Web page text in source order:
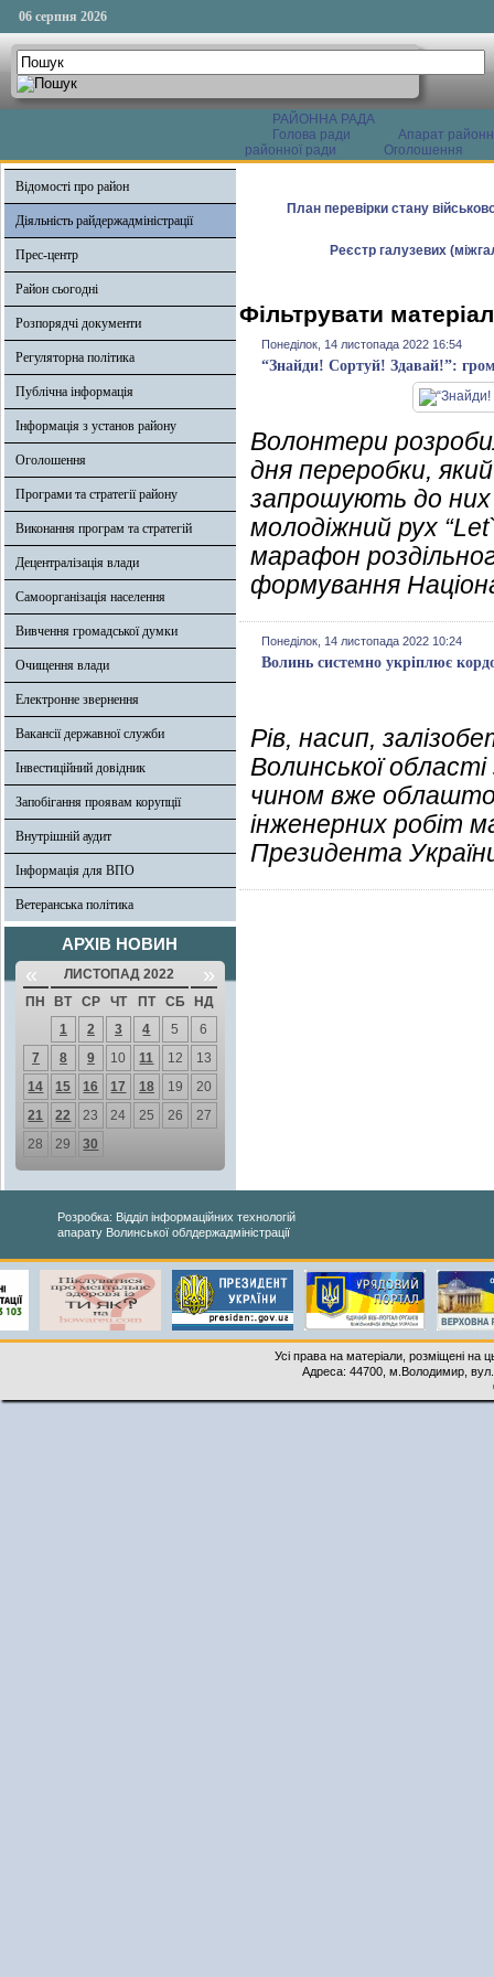
06 серпня 2026
РАЙОННА РАДА
Голова ради
Апарат
районної ради
Оголошення
Відомості про район
Діяльність райдержадміністрації
Прес-центр
Район сьогодні
Розпорядчі документи
Регуляторна політика
Публічна інформація
Інформація з установ району
Оголошення
Програми та стратегії району
Виконання програм та стратегій
Децентралізація влади
Самоорганізація населення
Вивчення громадської думки
Очищення влади
Електронне звернення
Вакансії державної служби
Інвестиційний довідник
Запобігання проявам корупції
Внутрішній аудит
Інформація для ВПО
Ветеранська політика
АРХІВ НОВИН
« ЛИСТОПАД 2022 »
ПН ВТ СР ЧТ ПТ СБ
НД
1
2 3 4 5
6
7
8 9 10 11 12
13
14
15 16 17 18 19
20
21
22 23 24 25 26
27
28
29 30
План перевірки стану
Реєстр галузевих
Фільтрувати
Понеділок, 14 листопада 2022 16:54
“Знайди! Сортуй! Здавай!”:
Волонтери
дня переробки,
запрошують до них
молодіжний рух
марафон
формування
Понеділок, 14 листопада 2022 10:24
Волинь системно укріплює
Рів, насип,
Волинської
чином вже
інженерних робіт
Президента
Розробка: Відділ інформаційних технологій
апарату Волинської облдержадміністрації
Усі права на матеріали, розміщені на
Адреса: 44700, м.Володимир,